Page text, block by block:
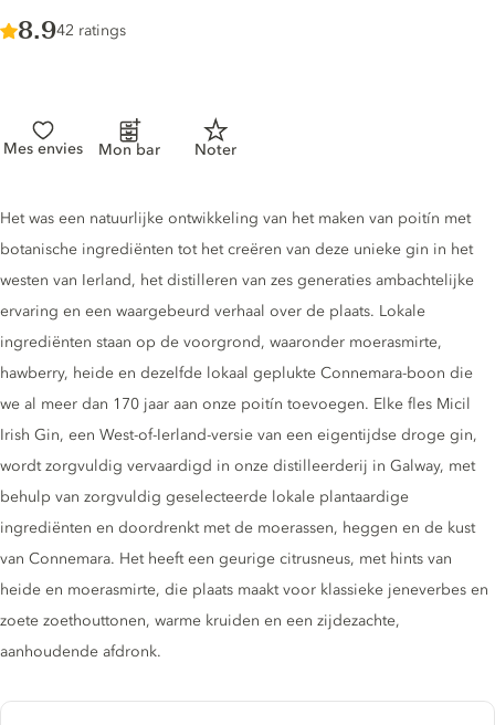
Score :
8.9/ 10
42 ratings
Mes envies Mon bar Noter
Gin description
Het was een natuurlijke ontwikkeling van het maken van poitín met
botanische ingrediënten tot het creëren van deze unieke gin in het
westen van Ierland, het distilleren van zes generaties ambachtelijke
ervaring en een waargebeurd verhaal over de plaats. Lokale
ingrediënten staan op de voorgrond, waaronder moerasmirte,
hawberry, heide en dezelfde lokaal geplukte Connemara-boon die
we al meer dan 170 jaar aan onze poitín toevoegen. Elke fles Micil
Irish Gin, een West-of-Ierland-versie van een eigentijdse droge gin,
wordt zorgvuldig vervaardigd in onze distilleerderij in Galway, met
behulp van zorgvuldig geselecteerde lokale plantaardige
ingrediënten en doordrenkt met de moerassen, heggen en de kust
van Connemara. Het heeft een geurige citrusneus, met hints van
heide en moerasmirte, die plaats maakt voor klassieke jeneverbes en
zoete zoethouttonen, warme kruiden en een zijdezachte,
aanhoudende afdronk.